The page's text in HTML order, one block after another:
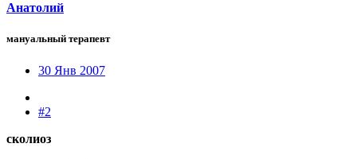
Анатолий
мануальный терапевт
30 Янв 2007
#2
сколиоз